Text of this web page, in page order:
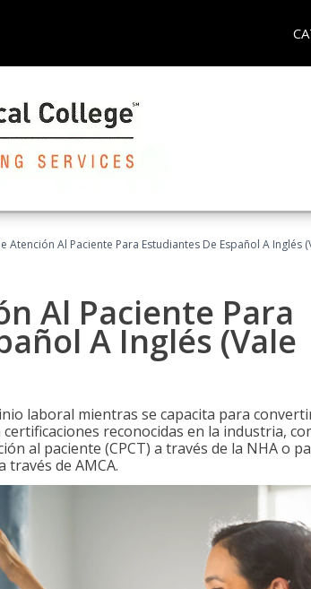
Atención Al Paciente Para Estudiantes De Español A Inglés
Al Paciente Para
A Inglés (Vale
laboral mientras se capacita para
reconocidas en la industria,
al paciente (CPCT) a través de la NHA o
través de AMCA.